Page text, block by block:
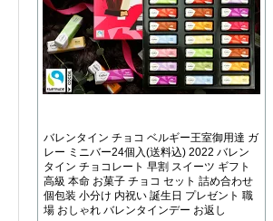
バレンタイン チョコ ベルギー王室御用達 ガ
レー ミニバー24個入(送料込) 2022 バレン
タイン チョコレート 早割 スイーツ ギフト
高級 本命 お菓子 チョコ セット 詰め合わせ
個包装 小分け 内祝い 誕生日 プレゼント 職
場 おしゃれ バレンタインデー お返し